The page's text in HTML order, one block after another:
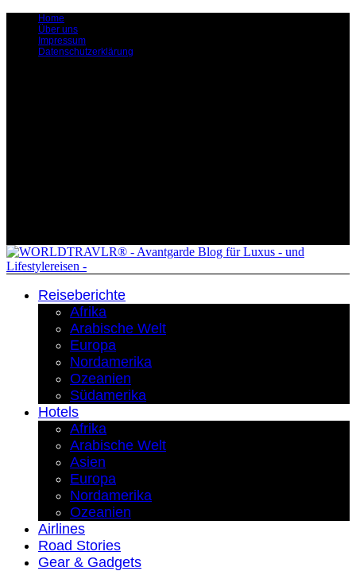
Home
Über uns
Impressum
Datenschutzerklärung
Reiseberichte
Afrika
Arabische Welt
Europa
Nordamerika
Ozeanien
Südamerika
Hotels
Afrika
Arabische Welt
Asien
Europa
Nordamerika
Ozeanien
Airlines
Road Stories
Gear & Gadgets